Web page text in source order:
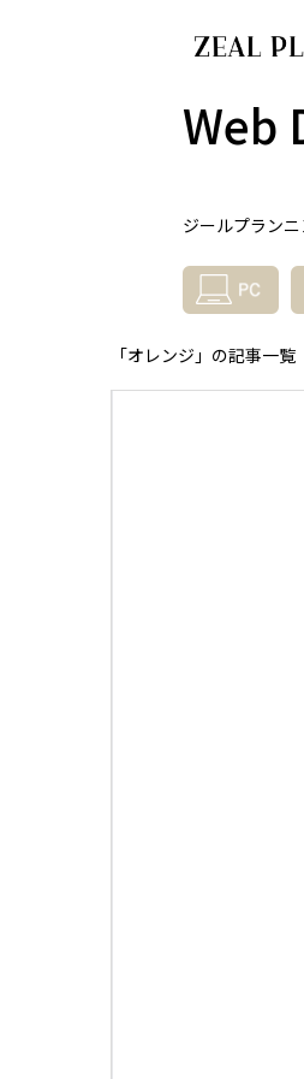
Web
ジールプランニ
「オレンジ」の記事一覧